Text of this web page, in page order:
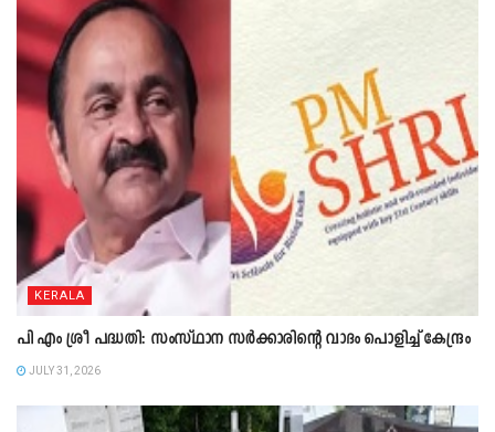
KERALA
പി എം ശ്രീ പദ്ധതി: സംസ്ഥാന സർക്കാരിന്റെ വാദം പൊളിച്ച് കേന്ദ്രം
JULY 31, 2026